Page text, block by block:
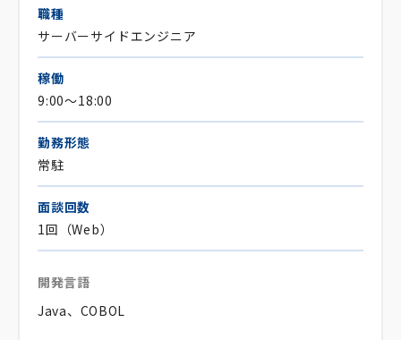
職種
サーバーサイドエンジニア
稼働
9:00～18:00
勤務形態
常駐
面談回数
1回（Web）
開発言語
Java、COBOL